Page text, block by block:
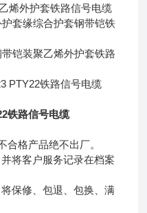
烯外护套铁路信号电缆
套缘综合护套钢带铠铁
铠装聚乙烯外护套铁路
铁路信号电缆
合格产品绝不出厂。
将客户服务记录在档案
保修、包退、包换、满